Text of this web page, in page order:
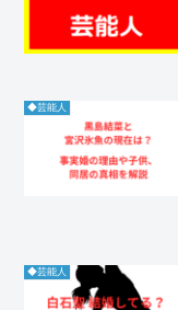
◆芸能人
◆芸能人